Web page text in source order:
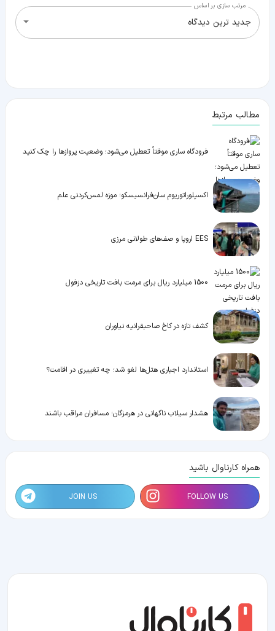
مرتب سازی بر اساس
جدید ترین دیدگاه
مطالب مرتبط
فرودگاه ساری موقتاً تعطیل می‌شود؛ وضعیت پروازها را چک کنید
اکسپلوراتوریوم سان‌فرانسیسکو؛ موزه لمس‌کردنی علم
EES اروپا و صف‌های طولانی مرزی
1500 میلیارد ریال برای مرمت بافت تاریخی دزفول
کشف تازه در کاخ صاحبقرانیه نیاوران
استاندارد اجباری هتل‌ها لغو شد؛ چه تغییری در اقامت؟
هشدار سیلاب ناگهانی در هرمزگان؛ مسافران مراقب باشند
همراه کارناوال باشید
FOLLOW US
JOIN US